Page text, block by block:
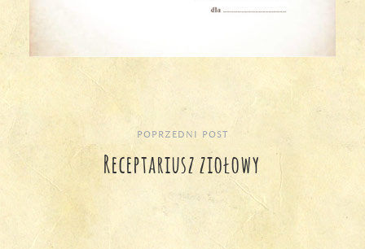
Nawigacja
POPRZEDNI POST
Receptariusz ziołowy